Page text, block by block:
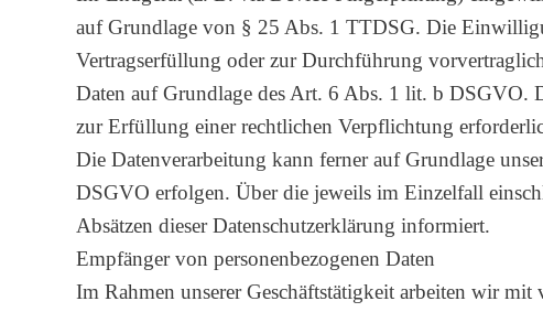
auf Grundlage von § 25 Abs. 1 TTDSG. Die
Vertragserfüllung oder zur Durchführung
Daten auf Grundlage des Art. 6 Abs. 1 lit. b DSGVO.
zur Erfüllung einer rechtlichen Verpflichtung
Die Datenverarbeitung kann ferner auf Grundlage
DSGVO erfolgen. Über die jeweils im Einzelfall
Absätzen dieser Datenschutzerklärung informiert.
Empfänger von personenbezogenen Daten
Im Rahmen unserer Geschäftstätigkeit arbeiten wir mit